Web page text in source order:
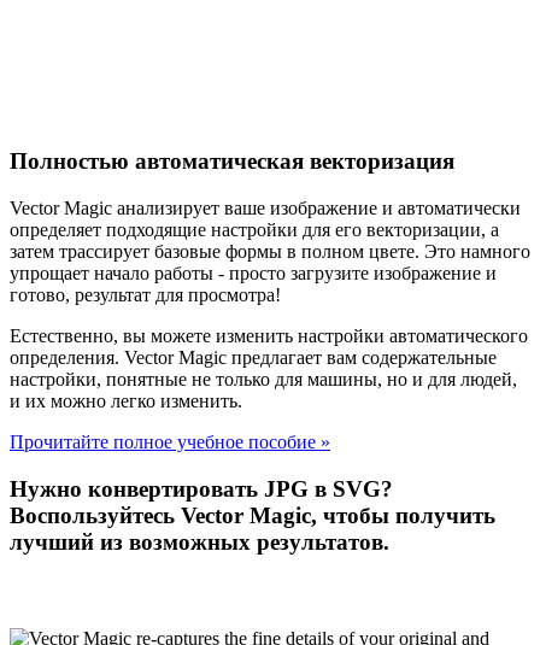
Полностью автоматическая векторизация
Vector Magic анализирует ваше изображение и автоматически
определяет подходящие настройки для его векторизации, а
затем трассирует базовые формы в полном цвете. Это намного
упрощает начало работы - просто загрузите изображение и
готово, результат для просмотра!
Естественно, вы можете изменить настройки автоматического
определения. Vector Magic предлагает вам содержательные
настройки, понятные не только для машины, но и для людей,
и их можно легко изменить.
Прочитайте полное учебное пособие »
Нужно конвертировать JPG в SVG?
Воспользуйтесь Vector Magic, чтобы получить
лучший из возможных результатов.